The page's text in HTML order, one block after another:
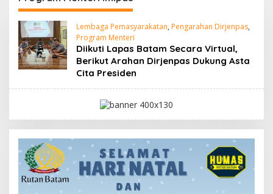
Lembaga Pemasyarakatan, Pengarahan Dirjenpas,
Program Menteri
Diikuti Lapas Batam Secara Virtual,
Berikut Arahan Dirjenpas Dukung Asta
Cita Presiden